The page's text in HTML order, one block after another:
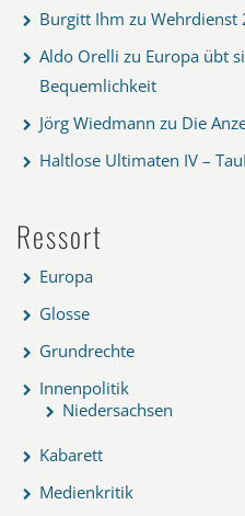
Burgitt Ihm zu Wehrdienst
Aldo Orelli zu Europa übt
Bequemlichkeit
Jörg Wiedmann zu Die
Haltlose Ultimaten IV –
Ressort
Europa
Glosse
Grundrechte
Innenpolitik
Niedersachsen
Kabarett
Medienkritik